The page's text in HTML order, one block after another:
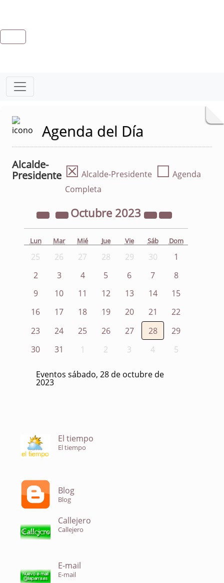
Agenda del Día
Alcalde-
Presidente ☒ Alcalde-Presidente ☐ Agenda
Completa
Octubre 2023
Lun Mar Mié Jue Vie Sáb Dom
25 26 27 28 29 30
1
2
3 4 5 6 7
8
9
10 11 12 13 14
15
16
17 18 19 20 21
22
23
24 25 26 27 28
29
30
31 1 2 3 4 5
Eventos sábado, 28 de octubre de
2023
El tiempo
El tiempo
Blog
Blog
Callejero
Callejero
E-mail
E-mail